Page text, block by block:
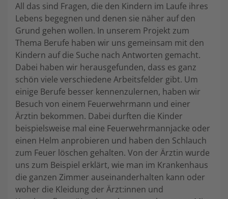
All das sind Fragen, die den Kindern im Laufe ihres
Lebens begegnen und denen sie näher auf den
Grund gehen wollen. In unserem Projekt zum
Thema Berufe haben wir uns gemeinsam mit den
Kindern auf die Suche nach Antworten gemacht.
Dabei haben wir herausgefunden, dass es ganz
schön viele verschiedene Arbeitsfelder gibt. Um
einige Berufe besser kennenzulernen, haben wir
Besuch von einem Feuerwehrmann und einer
Ärztin bekommen. Dabei durften die Kinder
beispielsweise mal eine Feuerwehrmannjacke oder
einen Helm anprobieren und haben den Schlauch
zum Feuer löschen gehalten. Von der Ärztin wurde
uns zum Beispiel erklärt, wie man im Krankenhaus
die ganzen Zimmer auseinanderhalten kann oder
woher die Kleidung der Ärzt:innen und